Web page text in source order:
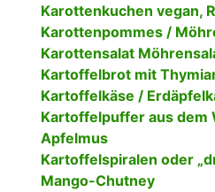
Karottenkuchen vegan,
Karottenpommes /
Karottensalat
Kartoffelbrot mit
Kartoffelkäse /
Kartoffelpuffer aus dem
Apfelmus
Kartoffelspiralen oder
Mango-Chutney